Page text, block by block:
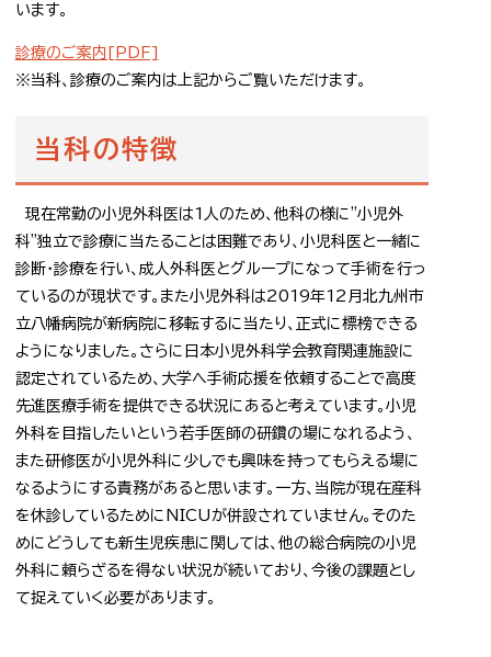
います。
診療のご案内[PDF]
※当科、診療のご案内は上記からご覧いただけます。
当科の特徴
現在常勤の小児外科医は1人のため、他科の様に"小児外
科"独立で診療に当たることは困難であり、小児科医と一緒に
診断・診療を行い、成人外科医とグループになって手術を行っ
ているのが現状です。また小児外科は2019年12月北九州市
立八幡病院が新病院に移転するに当たり、正式に標榜できる
ようになりました。さらに日本小児外科学会教育関連施設に
認定されているため、大学へ手術応援を依頼することで高度
先進医療手術を提供できる状況にあると考えています。小児
外科を目指したいという若手医師の研鑽の場になれるよう、
また研修医が小児外科に少しでも興味を持ってもらえる場に
なるようにする責務があると思います。一方、当院が現在産科
を休診しているためにNICUが併設されていません。そのた
めにどうしても新生児疾患に関しては、他の総合病院の小児
外科に頼らざるを得ない状況が続いており、今後の課題とし
て捉えていく必要があります。